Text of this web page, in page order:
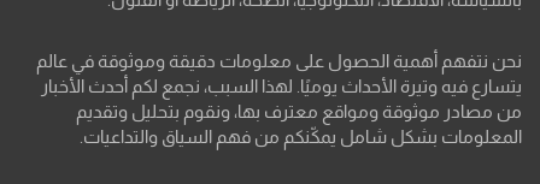
نحن نتفهم أهمية الحصول على معلومات دقيقة وموثوقة في عالم
يتسارع فيه وتيرة الأحداث يوميًا. لهذا السبب، نجمع لكم أحدث الأخبار
من مصادر موثوقة ومواقع معترف بها، ونقوم بتحليل وتقديم
المعلومات بشكل شامل يمكّنكم من فهم السياق والتداعيات.